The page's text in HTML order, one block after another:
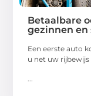
Betaalbare
gezinnen en
Een eerste auto
u net uw